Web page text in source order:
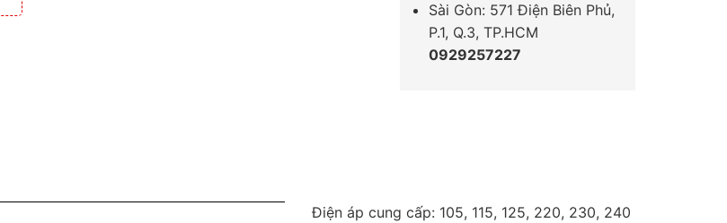
Sài Gòn: 571 Điện Biên Phủ,
P.1, Q.3, TP.HCM
0929257227
Điện áp cung cấp: 105, 115, 125, 220, 230, 240